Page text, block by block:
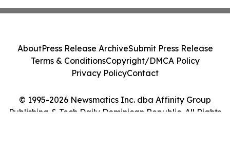
© 1995-2026 Newsmatics Inc. dba Affinity Group
Publishing & Tech Daily Dominican Republic. All Rights
AboutPress Release ArchiveSubmit Press Release
Terms & ConditionsCopyright/DMCA Policy
Privacy PolicyContact